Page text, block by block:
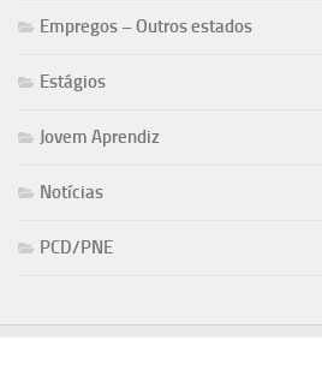
Empregos – Outros estados
Estágios
Jovem Aprendiz
Notícias
PCD/PNE